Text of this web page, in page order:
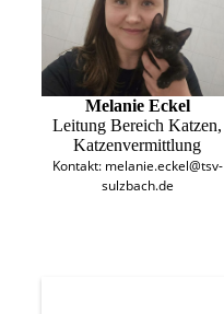
Melanie Eckel
Leitung Bereich Katzen,
Katzenvermittlung
Kontakt: melanie.eckel@tsv-
sulzbach.de